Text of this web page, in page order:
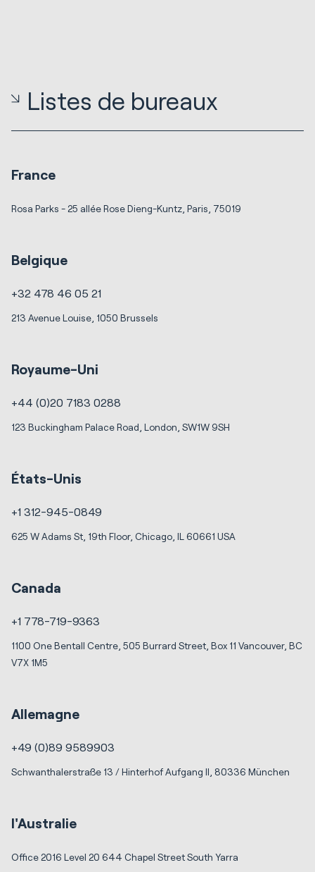
Listes de bureaux
France
Rosa Parks - 25 allée Rose Dieng-Kuntz, Paris, 75019
Belgique
+32 478 46 05 21
213 Avenue Louise, 1050 Brussels
Royaume-Uni
+44 (0)20 7183 0288
123 Buckingham Palace Road, London, SW1W 9SH
États-Unis
+1 312-945-0849
625 W Adams St, 19th Floor, Chicago, IL 60661 USA
Canada
+1 778-719-9363
1100 One Bentall Centre, 505 Burrard Street, Box 11 Vancouver, BC
V7X 1M5
Allemagne
+49 (0)89 9589903
Schwanthalerstraße 13 / Hinterhof Aufgang II, 80336 München
l'Australie
Office 2016 Level 20 644 Chapel Street South Yarra